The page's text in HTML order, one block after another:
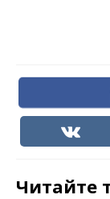
Читайте